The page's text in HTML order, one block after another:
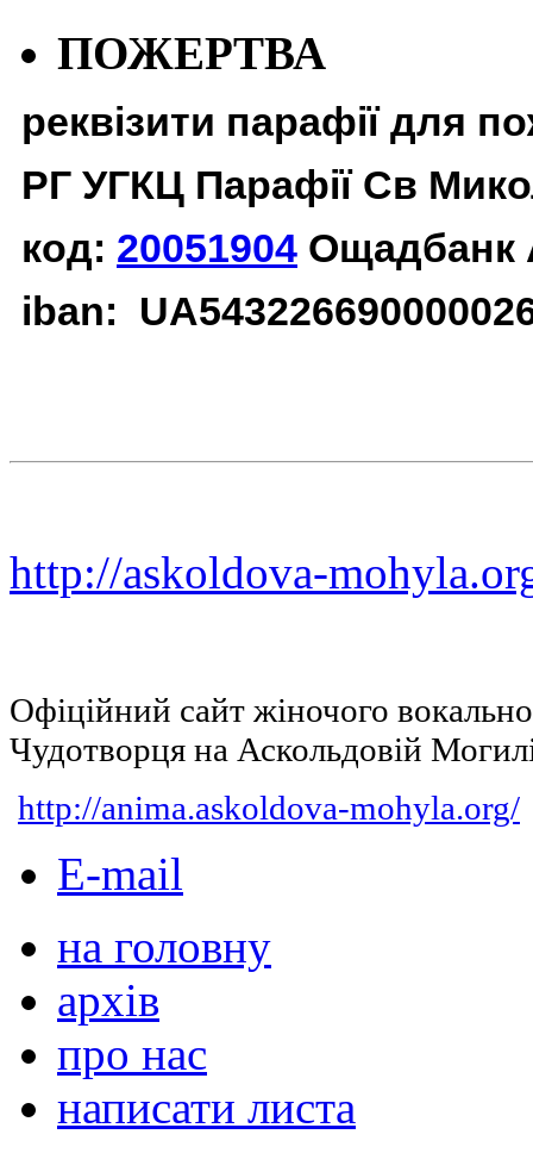
ПОЖЕРТВА
реквізити парафії для
РГ УГКЦ Парафії Св
код: 20051904 Ощадбанк
iban:
http://askoldova-
Офіційний сайт жіночого
Чудотворця на Аскольдовій
http://anima.askoldova-mohyla.org/
E-mail
на головну
архів
про нас
написати листа